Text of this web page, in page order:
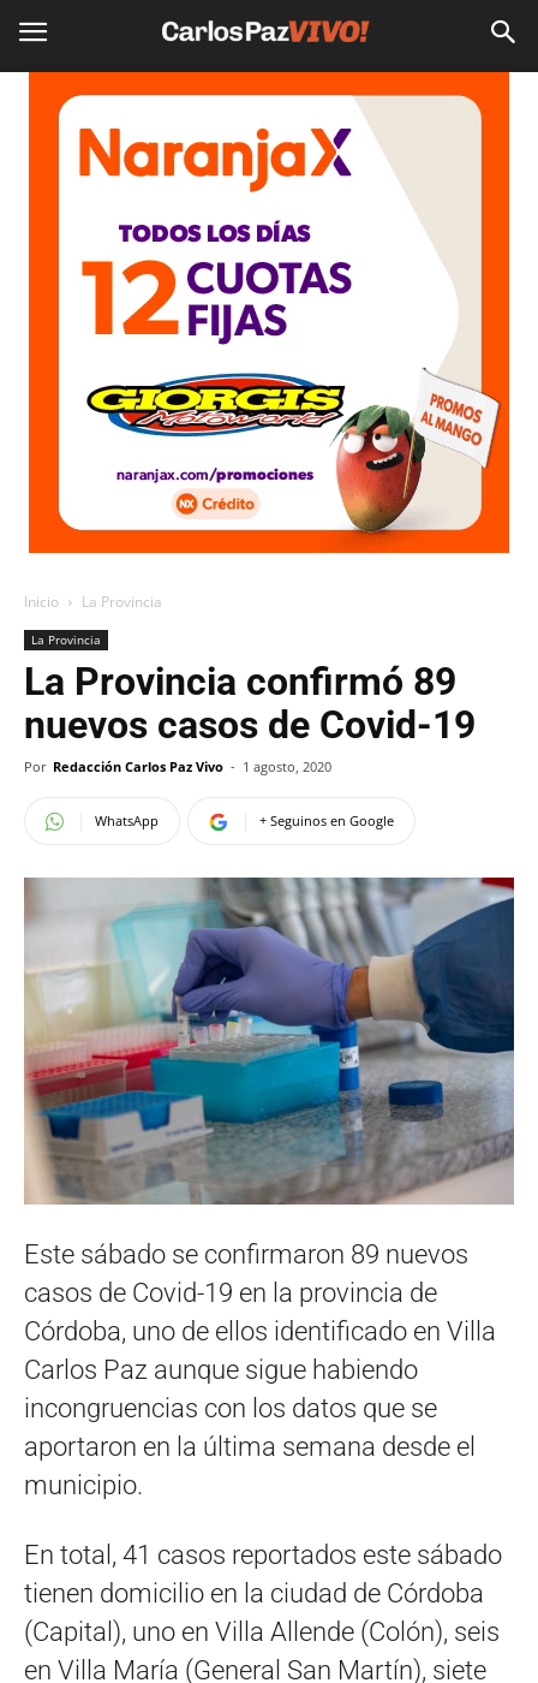
Inicio La Provincia
La Provincia
La Provincia confirmó 89
nuevos casos de Covid-19
Por Redacción Carlos Paz Vivo - 1 agosto, 2020
WhatsApp + Seguinos en Google
Este sábado se confirmaron 89 nuevos
casos de Covid-19 en la provincia de
Córdoba, uno de ellos identificado en Villa
Carlos Paz aunque sigue habiendo
incongruencias con los datos que se
aportaron en la última semana desde el
municipio.
En total, 41 casos reportados este sábado
tienen domicilio en la ciudad de Córdoba
(Capital), uno en Villa Allende (Colón), seis
en Villa María (General San Martín), siete